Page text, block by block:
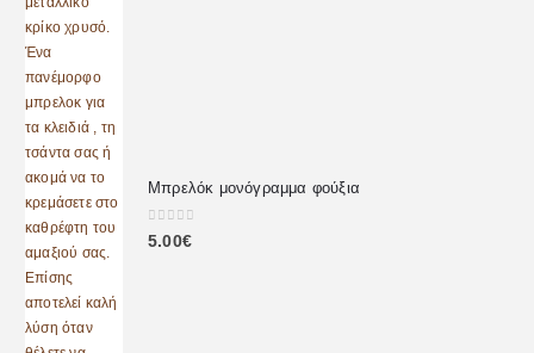
Μπρελόκ μονόγραμμα φούξια
0 out of 5
5.00€